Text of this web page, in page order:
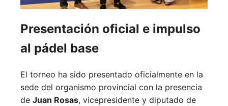
Presentación oficial e impulso
al pádel base
El torneo ha sido presentado oficialmente en la
sede del organismo provincial con la presencia
de Juan Rosas, vicepresidente y diputado de